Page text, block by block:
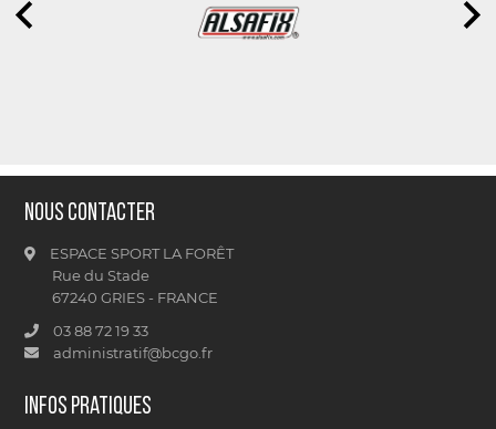
Nous contacter
ESPACE SPORT LA FORÊT
Rue du Stade
67240 GRIES - FRANCE
03 88 72 19 33
administratif@bcgo.fr
Infos pratiques